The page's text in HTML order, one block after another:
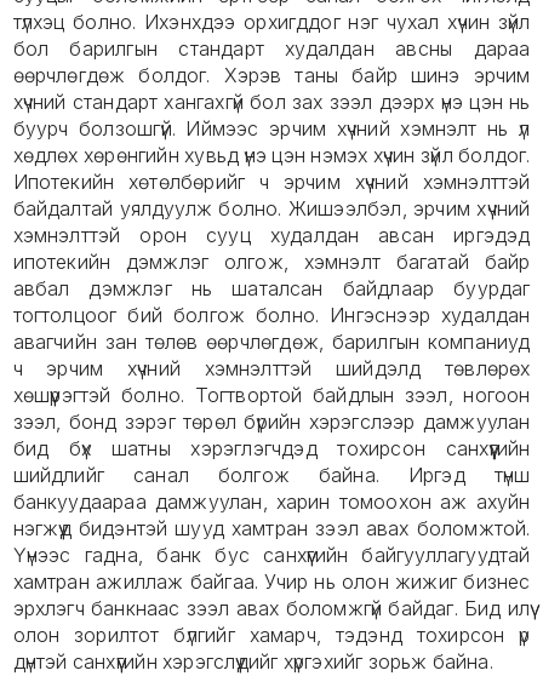
түлхэц болно. Ихэнхдээ орхигддог нэг чухал хүчин зүйл
бол барилгын стандарт худалдан авсны дараа
өөрчлөгдөж болдог. Хэрэв таны байр шинэ эрчим
хүчний стандарт хангахгүй бол зах зээл дээрх үнэ цэн нь
буурч болзошгүй. Иймээс эрчим хүчний хэмнэлт нь үл
хөдлөх хөрөнгийн хувьд үнэ цэн нэмэх хүчин зүйл болдог.
Ипотекийн хөтөлбөрийг ч эрчим хүчний хэмнэлттэй
байдалтай уялдуулж болно. Жишээлбэл, эрчим хүчний
хэмнэлттэй орон сууц худалдан авсан иргэдэд
ипотекийн дэмжлэг олгож, хэмнэлт багатай байр
авбал дэмжлэг нь шаталсан байдлаар буурдаг
тогтолцоог бий болгож болно. Ингэснээр худалдан
авагчийн зан төлөв өөрчлөгдөж, барилгын компаниуд
ч эрчим хүчний хэмнэлттэй шийдэлд төвлөрөх
хөшүүрэгтэй болно. Тогтвортой байдлын зээл, ногоон
зээл, бонд зэрэг төрөл бүрийн хэрэгслээр дамжуулан
бид бүх шатны хэрэглэгчдэд тохирсон санхүүгийн
шийдлийг санал болгож байна. Иргэд түнш
банкуудаараа дамжуулан, харин томоохон аж ахуйн
нэгжүүд бидэнтэй шууд хамтран зээл авах боломжтой.
Үүнээс гадна, банк бус санхүүгийн байгууллагуудтай
хамтран ажиллаж байгаа. Учир нь олон жижиг бизнес
эрхлэгч банкнаас зээл авах боломжгүй байдаг. Бид илүү
олон зорилтот бүлгийг хамарч, тэдэнд тохирсон үр
дүнтэй санхүүгийн хэрэгслүүдийг хүргэхийг зорьж байна.